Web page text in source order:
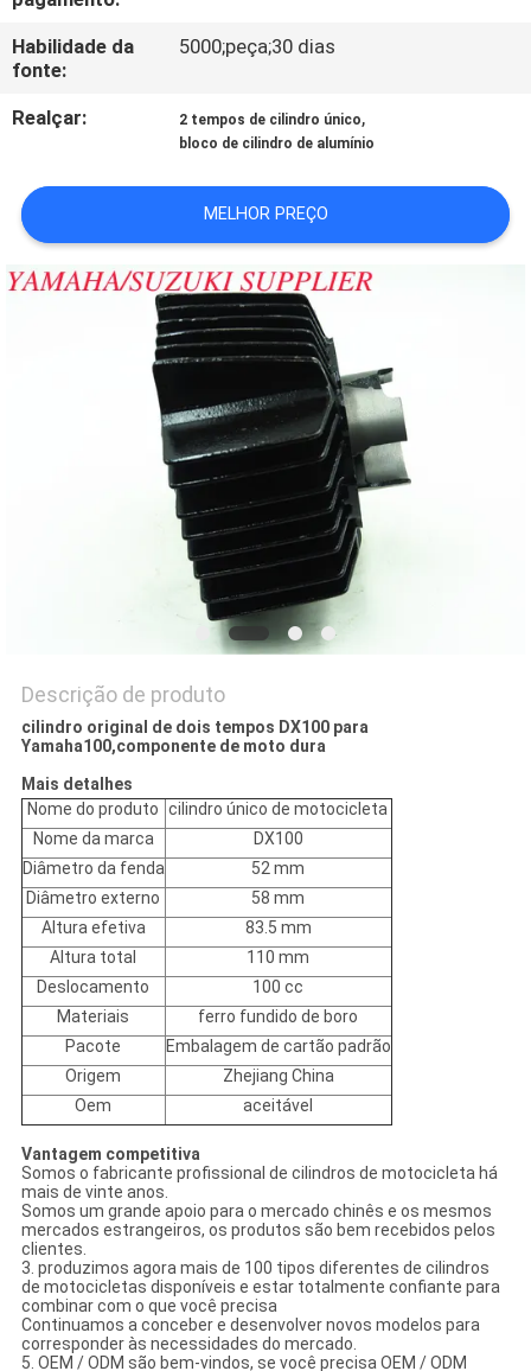
NOTÍCIA
UMAS
CITAÇÕES
MAPA
Habilidade da
fonte:
5000;peça;30 dias
Realçar: 2 tempos de cilindro único,
bloco de cilindro de alumínio
MELHOR PREÇO
Descrição de produto
cilindro original de dois tempos DX100 para
Yamaha100,componente de moto dura
Mais detalhes
Nome do produto cilindro único de motocicleta
Nome da marca
DX100
Diâmetro da fenda
52 mm
Diâmetro externo
58 mm
Altura efetiva
83.5 mm
Altura total
110 mm
Deslocamento
100 cc
Materiais
ferro fundido de boro
Pacote
Embalagem de cartão padrão
Origem
Zhejiang China
Oem
aceitável
Vantagem competitiva
Somos o fabricante profissional de cilindros de motocicleta há
mais de vinte anos.
Somos um grande apoio para o mercado chinês e os mesmos
mercados estrangeiros, os produtos são bem recebidos pelos
clientes.
3. produzimos agora mais de 100 tipos diferentes de cilindros
de motocicletas disponíveis e estar totalmente confiante para
combinar com o que você precisa
Continuamos a conceber e desenvolver novos modelos para
corresponder às necessidades do mercado.
5. OEM / ODM são bem-vindos, se você precisa OEM / ODM